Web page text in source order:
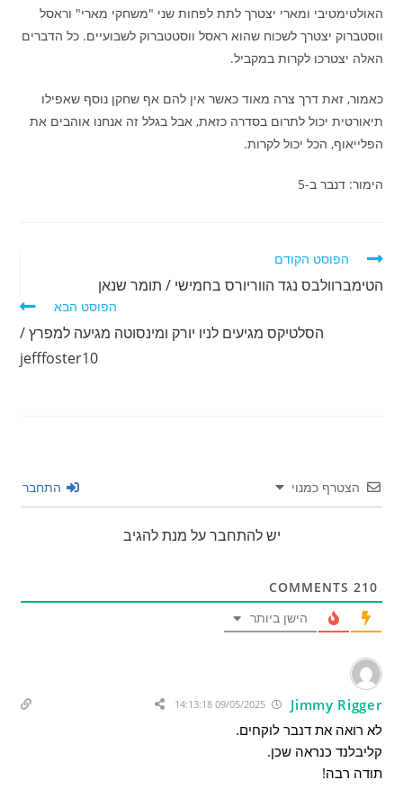
האולטימטיבי ומארי יצטרך לתת לפחות שני "משחקי מארי" וראסל
ווסטברוק יצטרך לשכוח שהוא ראסל ווסטטברוק לשבועיים. כל הדברים
האלה יצטרכו לקרות במקביל.
כאמור, זאת דרך צרה מאוד כאשר אין להם אף שחקן נוסף שאפילו
תיאורטית יכול לתרום בסדרה כזאת, אבל בגלל זה אנחנו אוהבים את
הפלייאוף, הכל יכול לקרות.
הימור: דנבר ב-5
לקרוא
נוספים
הפוסט הקודם
הטימברוולבס נגד הווריורס בחמישי / תומר שנאן
הפוסט הבא
הסלטיקס מגיעים לניו יורק ומינסוטה מגיעה למפרץ /
jefffoster10
הצטרף כמנוי התחבר
יש להתחבר על מנת להגיב
210
הישן ביותר
Jimmy Rigger
לא רואה את דנבר לוקחים.
קליבלנד כנראה שכן.
תודה רבה!